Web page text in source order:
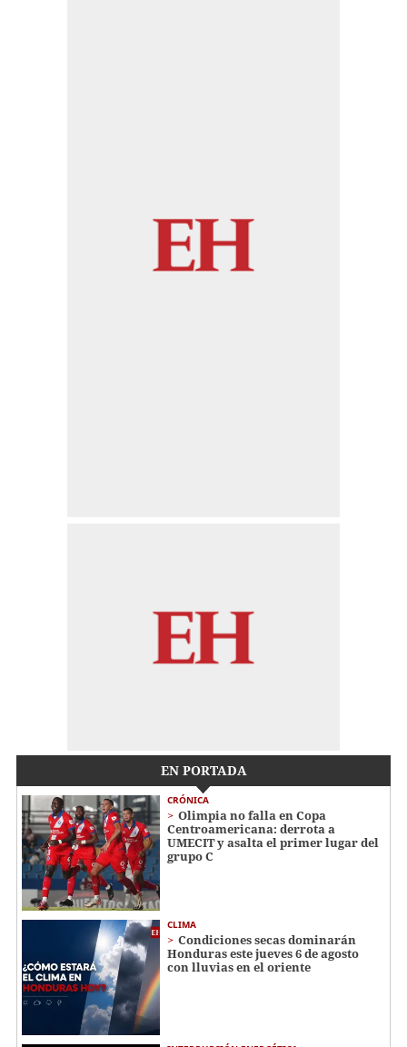
EN PORTADA
CRÓNICA
Olimpia no falla en Copa
Centroamericana: derrota a
UMECIT y asalta el primer lugar del
grupo C
CLIMA
Condiciones secas dominarán
Honduras este jueves 6 de agosto
con lluvias en el oriente